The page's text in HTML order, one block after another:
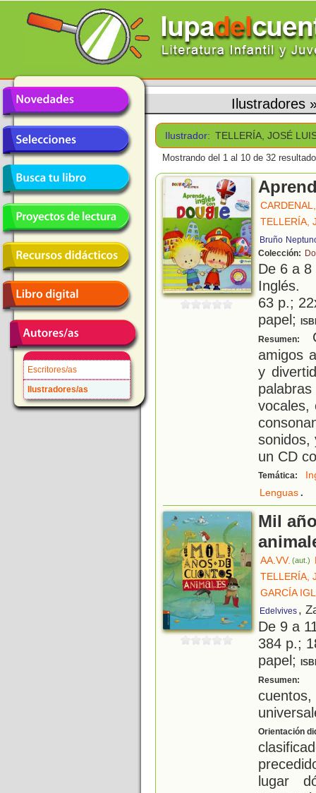
Escritores/as
Ilustradores/as
Ilustradores
Ilustrador: TELLERÍA, JOSÉ
Mostrando del 1 al 10 de 32
TELLERÍA,
Bruño
Colección:
De 6 a
Inglés.
63 p.;
papel;
Resumen:
amigos
y
vocales,
sonidos,
un CD
Temática:
Lenguas.
Mil
AA.VV. (aut.)
TELLERÍA,
GARCÍA
Edelvives ,
De 9 a
384 p.;
papel;
Resumen:
Orientación
lugar